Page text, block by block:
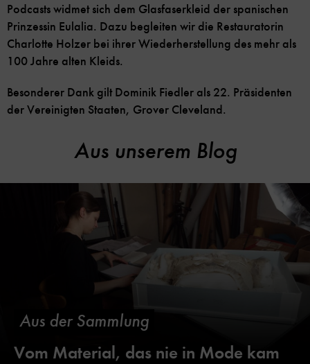
Podcasts widmet sich dem Glasfaserkleid der spanischen
Prinzessin Eulalia. Dazu begleiten wir die Restauratorin
Charlotte Holzer bei ihrer Wiederherstellung des mehr als
100 Jahre alten Kleids.
Besonderer Dank gilt Dominik Fiedler als 22. Präsidenten
der Vereinigten Staaten, Grover Cleveland.
Aus unserem Blog
Aus der Sammlung
Vom Material, das nie in Mode kam